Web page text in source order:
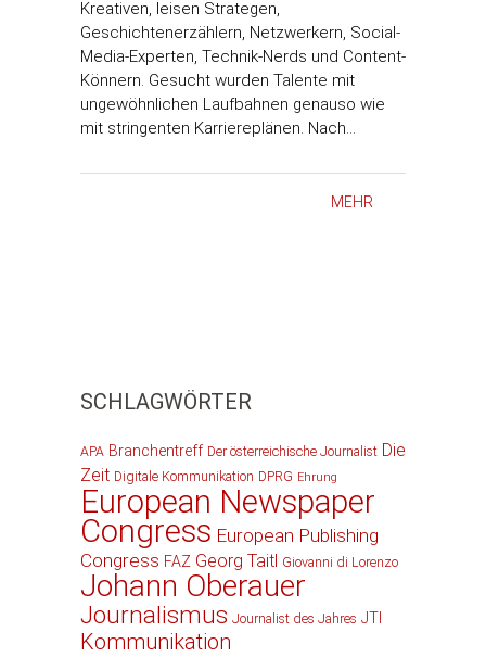
Kreativen, leisen Strategen,
Geschichtenerzählern, Netzwerkern, Social-
Media-Experten, Technik-Nerds und Content-
Könnern. Gesucht wurden Talente mit
ungewöhnlichen Laufbahnen genauso wie
mit stringenten Karriereplänen. Nach…
MEHR
SCHLAGWÖRTER
APA Branchentreff Der österreichische Journalist Die
Zeit Digitale Kommunikation DPRG Ehrung
European Newspaper
Congress European Publishing
Congress FAZ Georg Taitl Giovanni di Lorenzo
Johann Oberauer
Journalismus Journalist des Jahres JTI
Kommunikation